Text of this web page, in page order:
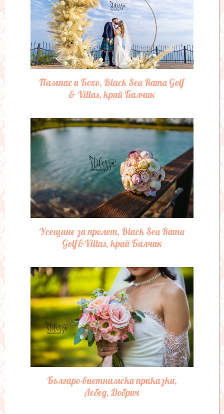
Пампас и Бохо, Black Sea Rama Golf
& Villas, край Балчик
Усещане за пролет, Black Sea Rama
Golf&Villas, край Балчик
Българо-виетнамска приказка,
Лебед, Добрич